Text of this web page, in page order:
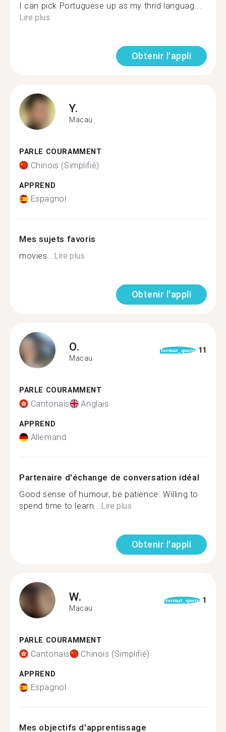
I can pick Portuguese up as my thrid languag...
Lire plus
Obtenir l'appli
Y.
Macau
PARLE COURAMMENT
Chinois (Simplifié)
APPREND
Espagnol
Mes sujets favoris
movies...Lire plus
Obtenir l'appli
O.
Macau
format_quote 11
PARLE COURAMMENT
Cantonais Anglais
APPREND
Allemand
Partenaire d'échange de conversation idéal
Good sense of humour, be patience. Willing to
spend time to learn...Lire plus
Obtenir l'appli
W.
Macau
format_quote 1
PARLE COURAMMENT
Cantonais Chinois (Simplifié)
APPREND
Espagnol
Mes objectifs d'apprentissage